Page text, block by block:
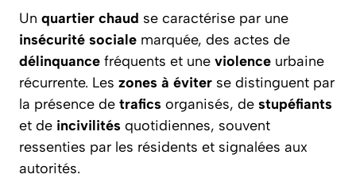
Un quartier chaud se caractérise par une
insécurité sociale marquée, des actes de
délinquance fréquents et une violence urbaine
récurrente. Les zones à éviter se distinguent par
la présence de trafics organisés, de stupéfiants
et de incivilités quotidiennes, souvent
ressenties par les résidents et signalées aux
autorités.